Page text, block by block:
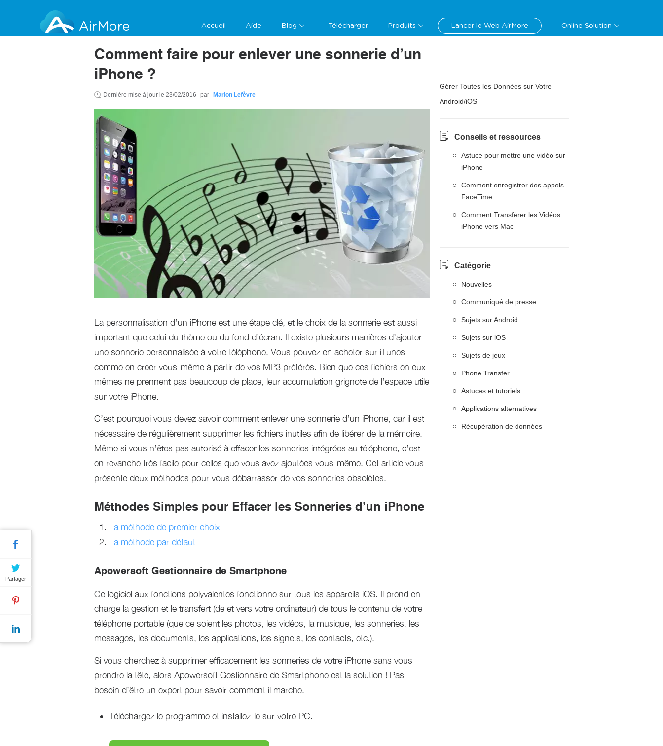
AirMore Accueil Aide Blog Télécharger Produits Lancer le Web AirMore Online Solution
Comment faire pour enlever une sonnerie d’un
iPhone ?
Dernière mise à jour le 23/02/2016 par Marion Lefèvre
La personnalisation d’un iPhone est une étape clé, et le choix de la sonnerie est aussi
important que celui du thème ou du fond d’écran. Il existe plusieurs manières d’ajouter
une sonnerie personnalisée à votre téléphone. Vous pouvez en acheter sur iTunes
comme en créer vous-même à partir de vos MP3 préférés. Bien que ces fichiers en eux-
mêmes ne prennent pas beaucoup de place, leur accumulation grignote de l’espace utile
sur votre iPhone.
C’est pourquoi vous devez savoir comment enlever une sonnerie d’un iPhone, car il est
nécessaire de régulièrement supprimer les fichiers inutiles afin de libérer de la mémoire.
Même si vous n’êtes pas autorisé à effacer les sonneries intégrées au téléphone, c’est
en revanche très facile pour celles que vous avez ajoutées vous-même. Cet article vous
présente deux méthodes pour vous débarrasser de vos sonneries obsolètes.
Méthodes Simples pour Effacer les Sonneries d’un iPhone
La méthode de premier choix
La méthode par défaut
Apowersoft Gestionnaire de Smartphone
Ce logiciel aux fonctions polyvalentes fonctionne sur tous les appareils iOS. Il prend en
charge la gestion et le transfert (de et vers votre ordinateur) de tous le contenu de votre
téléphone portable (que ce soient les photos, les vidéos, la musique, les sonneries, les
messages, les documents, les applications, les signets, les contacts, etc.).
Si vous cherchez à supprimer efficacement les sonneries de votre iPhone sans vous
prendre la tête, alors Apowersoft Gestionnaire de Smartphone est la solution ! Pas
besoin d’être un expert pour savoir comment il marche.
Téléchargez le programme et installez-le sur votre PC.
Gérer Toutes les Données sur Votre
Android/iOS
Conseils et ressources
Astuce pour mettre une vidéo sur
iPhone
Comment enregistrer des appels
FaceTime
Comment Transférer les Vidéos
iPhone vers Mac
Catégorie
Nouvelles
Communiqué de presse
Sujets sur Android
Sujets sur iOS
Sujets de jeux
Phone Transfer
Astuces et tutoriels
Applications alternatives
Récupération de données
Partager